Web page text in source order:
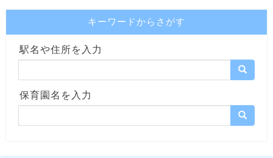
キーワードからさがす
駅名や住所を入力
保育園名を入力